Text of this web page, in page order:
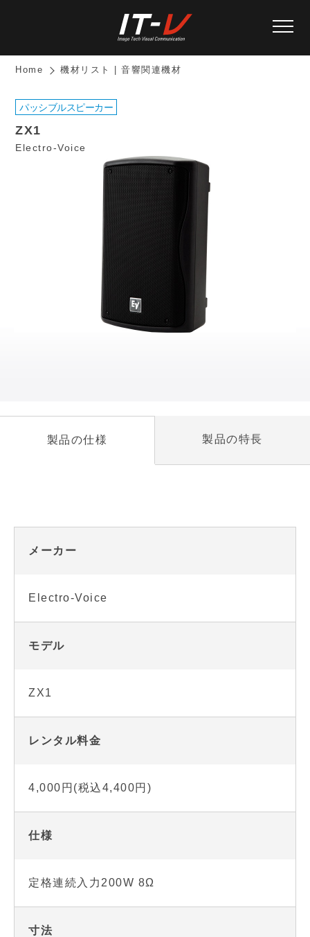
Home 機材リスト | 音響関連機材
パッシブルスピーカー
ZX1
Electro-Voice
製品の仕様
メーカー
Electro-Voice
モデル
ZX1
レンタル料金
4,000円(税込4,400円)
仕様
定格連続入力200W 8Ω
寸法
製品の特長